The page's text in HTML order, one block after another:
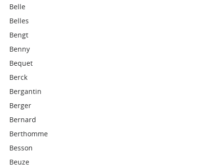
Belle
Belles
Bengt
Benny
Bequet
Berck
Bergantin
Berger
Bernard
Berthomme
Besson
Beuze